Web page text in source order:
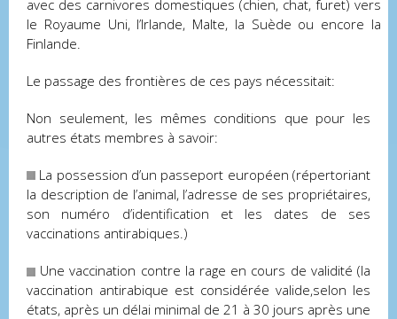
avec des carnivores domestiques (chien, chat, furet) vers
le Royaume Uni, l’Irlande, Malte, la Suède ou encore la
Finlande.
Le passage des frontières de ces pays nécessitait:
Non seulement, les mêmes conditions que pour les
autres états membres à savoir:
La possession d’un passeport européen (répertoriant
la description de l’animal, l’adresse de ses propriétaires,
son numéro d’identification et les dates de ses
vaccinations antirabiques.)
Une vaccination contre la rage en cours de validité (la
vaccination antirabique est considérée valide,selon les
états, après un délai minimal de 21 à 30 jours après une